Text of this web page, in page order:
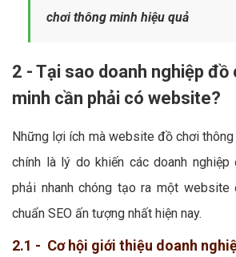
chơi thông minh hiệu quả
2 - Tại sao doanh nghiệp đồ
minh cần phải có website?
Những lợi ích mà website đồ chơi
chính là lý do khiến các doanh
phải nhanh chóng tạo ra một website
chuẩn SEO ấn tượng nhất hiện nay.
2.1 - Cơ hội giới thiệu doanh